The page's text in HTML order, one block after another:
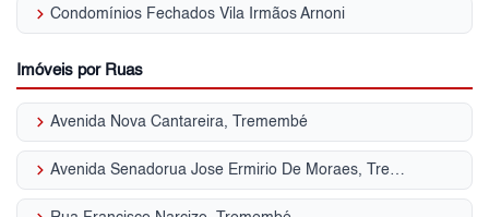
keyboard_arrow_right Condomínios Fechados Vila Irmãos Arnoni
Imóveis por Ruas
keyboard_arrow_right Avenida Nova Cantareira, Tremembé
keyboard_arrow_right Avenida Senadorua Jose Ermirio De Moraes, Tremembé